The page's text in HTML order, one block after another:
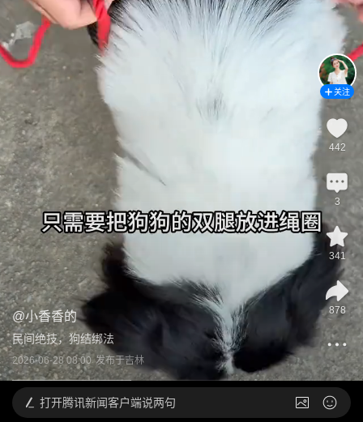
@小香香的
民间绝技，狗结绑法
2026-06-28 08:00 发布于吉林
关注
442
3
341
878
打开腾讯新闻客户端说两句